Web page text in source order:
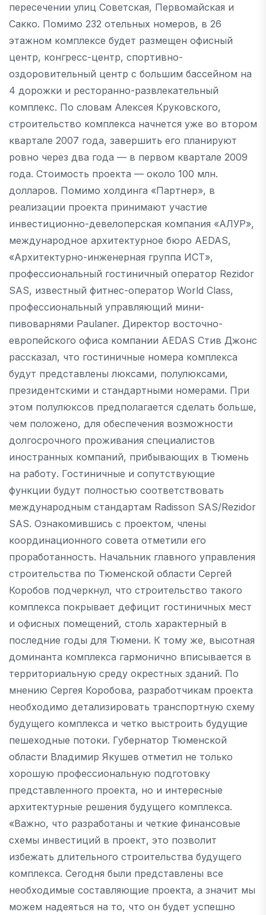
пересечении улиц Советская, Первомайская и
Сакко. Помимо 232 отельных номеров, в 26
этажном комплексе будет размещен офисный
центр, конгресс-центр, спортивно-
оздоровительный центр с большим бассейном на
4 дорожки и ресторанно-развлекательный
комплекс. По словам Алексея Круковского,
строительство комплекса начнется уже во втором
квартале 2007 года, завершить его планируют
ровно через два года — в первом квартале 2009
года. Стоимость проекта — около 100 млн.
долларов. Помимо холдинга «Партнер», в
реализации проекта принимают участие
инвестиционно-девелоперская компания «АЛУР»,
международное архитектурное бюро AEDAS,
«Архитектурно-инженерная группа ИСТ»,
профессиональный гостиничный оператор Rezidor
SAS, известный фитнес-оператор World Class,
профессиональный управляющий мини-
пивоварнями Paulaner. Директор восточно-
европейского офиса компании AEDAS Стив Джонс
рассказал, что гостиничные номера комплекса
будут представлены люксами, полулюксами,
президентскими и стандартными номерами. При
этом полулюксов предполагается сделать больше,
чем положено, для обеспечения возможности
долгосрочного проживания специалистов
иностранных компаний, прибывающих в Тюмень
на работу. Гостиничные и сопутствующие
функции будут полностью соответствовать
международным стандартам Radisson SAS/Rezidor
SAS. Ознакомившись с проектом, члены
координационного совета отметили его
проработанность. Начальник главного управления
строительства по Тюменской области Сергей
Коробов подчеркнул, что строительство такого
комплекса покрывает дефицит гостиничных мест
и офисных помещений, столь характерный в
последние годы для Тюмени. К тому же, высотная
доминанта комплекса гармонично вписывается в
территориальную среду окрестных зданий. По
мнению Сергея Коробова, разработчикам проекта
необходимо детализировать транспортную схему
будущего комплекса и четко выстроить будущие
пешеходные потоки. Губернатор Тюменской
области Владимир Якушев отметил не только
хорошую профессиональную подготовку
представленного проекта, но и интересные
архитектурные решения будущего комплекса.
«Важно, что разработаны и четкие финансовые
схемы инвестиций в проект, это позволит
избежать длительного строительства будущего
комплекса. Сегодня были представлены все
необходимые составляющие проекта, а значит мы
можем надеяться на то, что он будет успешно